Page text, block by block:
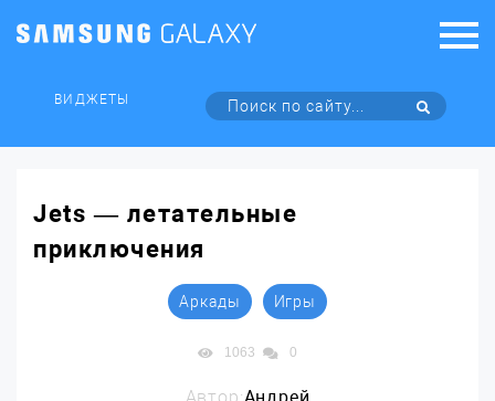
ВИДЖЕТЫ
Jets — летательные
приключения
Аркады Игры
1063 0